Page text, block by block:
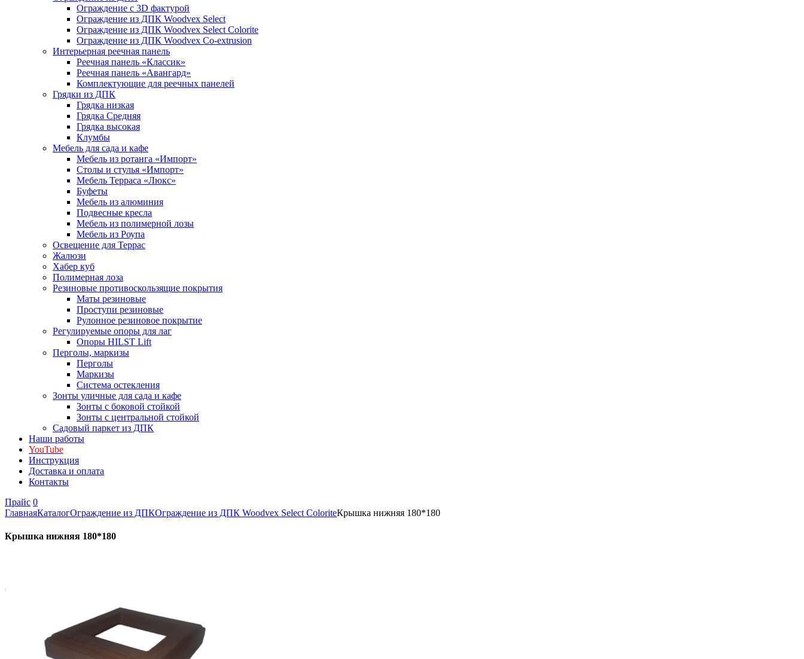
Ограждение с 3D фактурой
Ограждение из ДПК Woodvex Select
Ограждение из ДПК Woodvex Select Colorite
Ограждение из ДПК Woodvex Co-extrusion
Интерьерная реечная панель
Реечная панель «Классик»
Реечная панель «Авангард»
Комплектующие для реечных панелей
Грядки из ДПК
Грядка низкая
Грядка Средняя
Грядка высокая
Клумбы
Мебель для сада и кафе
Мебель из ротанга «Импорт»
Столы и стулья «Импорт»
Мебель Терраса «Люкс»
Буфеты
Мебель из алюминия
Подвесные кресла
Мебель из полимерной лозы
Мебель из Роупа
Освещение для Террас
Жалюзи
Хабер куб
Полимерная лоза
Резиновые противоскользящие покрытия
Маты резиновые
Проступи резиновые
Рулонное резиновое покрытие
Регулируемые опоры для лаг
Опоры HILST Lift
Перголы, маркизы
Перголы
Маркизы
Система остекления
Зонты уличные для сада и кафе
Зонты с боковой стойкой
Зонты с центральной стойкой
Садовый паркет из ДПК
Наши работы
YouTube
Инструкция
Доставка и оплата
Контакты
Прайс 0
ГлавнаяКаталогОграждение из ДПКОграждение из ДПК Woodvex Select ColoriteКрышка нижняя 180*180
Крышка нижняя 180*180